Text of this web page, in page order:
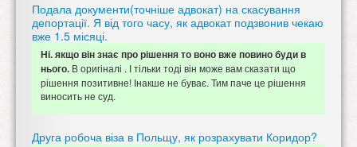
Подала документи(точніше адвокат) на скасування
депортації. Я від того часу, як адвокат подзвонив чекаю
вже 1.5 місяці.
Ні. якщо він знає про рішення то воно вже повино буди в
нього. В оригіналі . І тільки тоді він може вам сказати що
рішення позитивне! Інакше не буває. Тим паче це рішення
виносить не суд.
Друга робоча віза в Польщу, як розрахувати Коридор?